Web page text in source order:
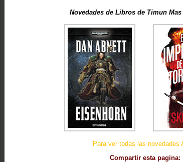
Novedades de Libros de Timun
Para ver todas las novedades
Compartir esta pagina: